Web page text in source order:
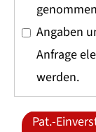
Angaben
Anfrage
werden.
Pat.-